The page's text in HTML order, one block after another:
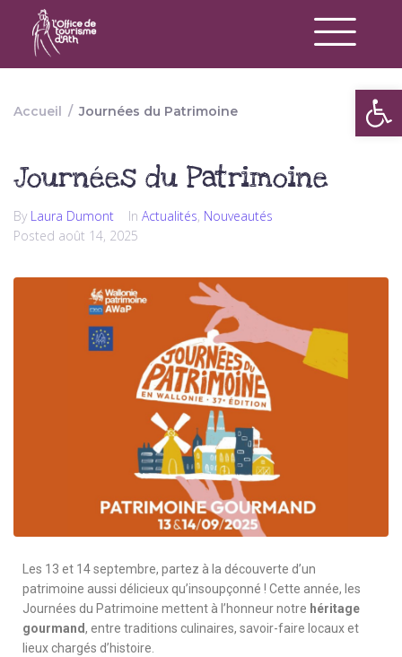
Accueil / Journées du Patrimoine
Journées du Patrimoine
By Laura Dumont In Actualités, Nouveautés
Posted août 14, 2025
Les 13 et 14 septembre, partez à la découverte d’un
patrimoine aussi délicieux qu’insoupçonné ! Cette année, les
Journées du Patrimoine mettent à l’honneur notre héritage
gourmand, entre traditions culinaires, savoir-faire locaux et
lieux chargés d’histoire.